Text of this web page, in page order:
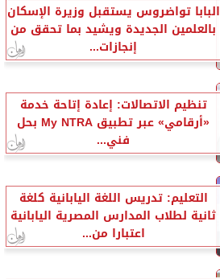
البابا تواضروس يستقبل وزيرة الإسكان
بالعلمين الجديدة ويشيد بما تحقق من
إنجازات...
تنظيم الاتصالات: إعادة إتاحة خدمة
«أرقامي» عبر تطبيق My NTRA بحل
فني...
التعليم: تدريس اللغة اليابانية كلغة
ثانية لطلاب المدارس المصرية اليابانية
اعتبارا من...